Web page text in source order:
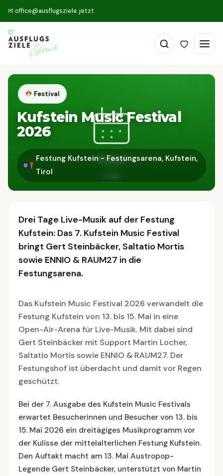
✉ office@ausflugsziele.jetzt
Festival
Kufstein Music Festival
2026
Festung Kufstein - Festungsarena, Kufstein,
Tirol
Drei Tage Live-Musik auf der Festung
Kufstein: Das 7. Kufstein Music Festival
bringt Gert Steinbäcker, Saltatio Mortis
sowie ENNIO & RAUM27 in die
Festungsarena.
Das Kufstein Music Festival 2026 verwandelt die
Festung Kufstein von 13. bis 15. Mai in eine
Open-Air-Arena für Live-Musik. Mit dabei sind
Gert Steinbäcker mit Support Martin Locher,
Saltatio Mortis sowie ENNIO & RAUM27. Der
Festungshof ist überdacht und damit vor Regen
geschützt.
Bei der 7. Ausgabe des Kufstein Music Festivals
erwartet Besucherinnen und Besucher von 13. bis
15. Mai 2026 ein dreitägiges Musikprogramm vor
der Kulisse der mittelalterlichen Festung Kufstein.
Den Auftakt macht am 13. Mai Austropop-
Legende Gert Steinbäcker, unterstützt von Martin